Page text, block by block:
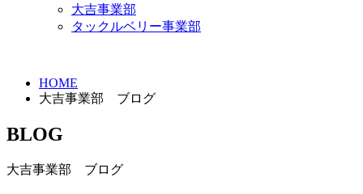
大吉事業部
タックルベリー事業部
HOME
大吉事業部 ブログ
BLOG
大吉事業部 ブログ